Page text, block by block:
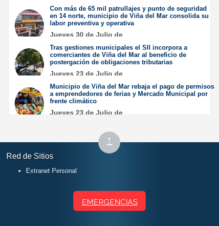
Con más de 65 mil patrullajes y punto de seguridad
en 14 norte, municipio de Viña del Mar consolida su
labor preventiva y operativa
Jueves 30 de Julio de
Tras gestiones municipales el SII incorpora a
comerciantes de Viña del Mar al beneficio de
postergación de obligaciones tributarias
Jueves 23 de Julio de
Municipio de Viña del Mar rebaja el pago de permisos
a emprendedores de ferias y Mercado Municipal por
frente climático
Jueves 23 de Julio de
↑ Subir
al
Red de Sitios
Extranet Personal
EMERGENCIAS